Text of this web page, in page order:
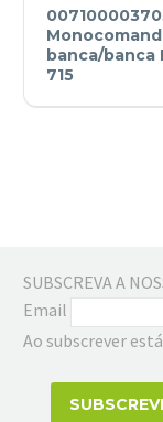
Monocomando
banca/banca
BA
banca/banca
715
SUBSCREVA A
Email
Ao subscrever